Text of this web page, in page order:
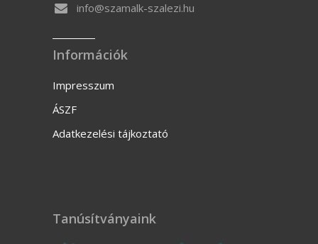
info@szamalk-szalezi.hu
Információk
Impresszum
ÁSZF
Adatkezelési tájkoztató
Tanúsítványaink